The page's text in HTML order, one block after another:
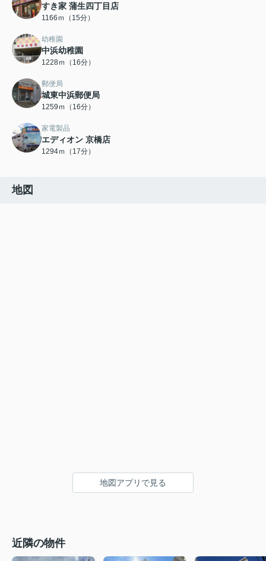
すき家 蒲生四丁目店
1166ｍ（15分）
幼稚園
中浜幼稚園
1228ｍ（16分）
郵便局
城東中浜郵便局
1259ｍ（16分）
家電製品
エディオン 京橋店
1294ｍ（17分）
地図
地図アプリで見る
近隣の物件